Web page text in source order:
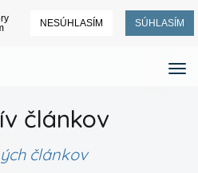
NESÚHLASÍM SÚHLASÍM
článkov
článkov